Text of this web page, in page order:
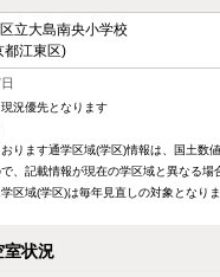
立大島南央小学校
都江東区)
況優先となります
ります通学区域(学区)情報は、国土
、記載情報が現在の学区域と異なる
区域(学区)は毎年見直しの対象となり
室状況